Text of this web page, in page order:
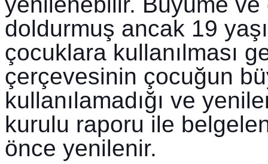
doldurmuş ancak 19
çocuklara kullanılması
çerçevesinin çocuğun
kullanılamadığı ve
kurulu raporu ile
önce yenilenir.